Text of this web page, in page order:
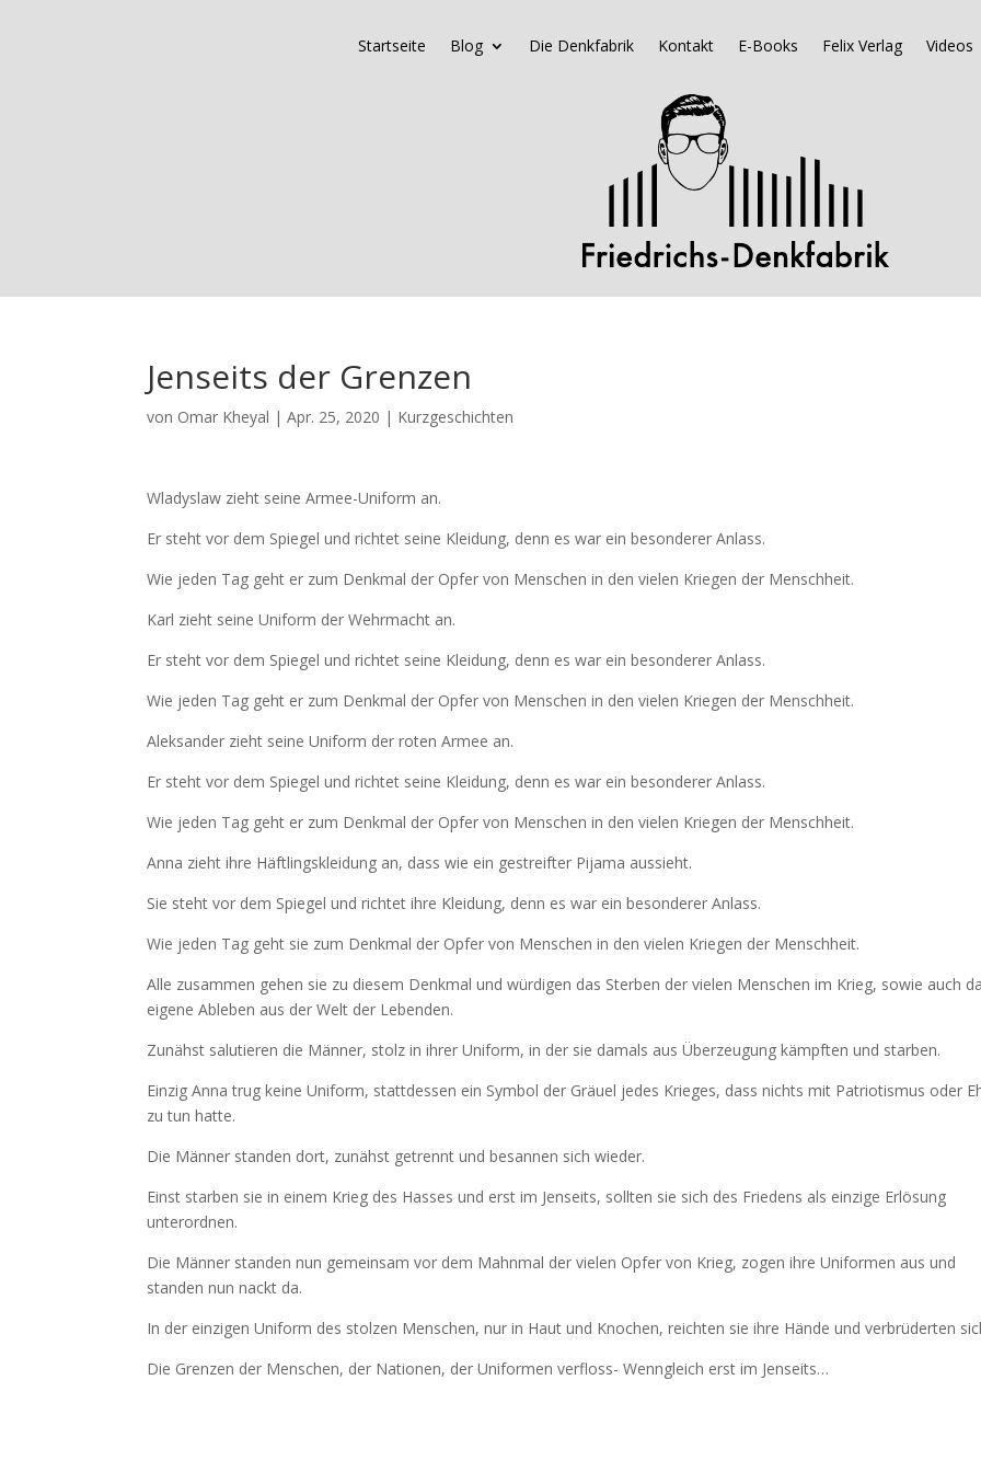
Startseite Blog Die Denkfabrik Kontakt E-Books Felix Verlag Videos
Jenseits der Grenzen
von Omar Kheyal |Apr. 25, 2020 | Kurzgeschichten
Wladyslaw zieht seine Armee-Uniform an.
Er steht vor dem Spiegel und richtet seine Kleidung, denn es war ein besonderer Anlass.
Wie jeden Tag geht er zum Denkmal der Opfer von Menschen in den vielen Kriegen der Menschheit.
Karl zieht seine Uniform der Wehrmacht an.
Er steht vor dem Spiegel und richtet seine Kleidung, denn es war ein besonderer Anlass.
Wie jeden Tag geht er zum Denkmal der Opfer von Menschen in den vielen Kriegen der Menschheit.
Aleksander zieht seine Uniform der roten Armee an.
Er steht vor dem Spiegel und richtet seine Kleidung, denn es war ein besonderer Anlass.
Wie jeden Tag geht er zum Denkmal der Opfer von Menschen in den vielen Kriegen der Menschheit.
Anna zieht ihre Häftlingskleidung an, dass wie ein gestreifter Pijama aussieht.
Sie steht vor dem Spiegel und richtet ihre Kleidung, denn es war ein besonderer Anlass.
Wie jeden Tag geht sie zum Denkmal der Opfer von Menschen in den vielen Kriegen der Menschheit.
Alle zusammen gehen sie zu diesem Denkmal und würdigen das Sterben der vielen Menschen im Krieg, sowie auch
eigene Ableben aus der Welt der Lebenden.
Zunähst salutieren die Männer, stolz in ihrer Uniform, in der sie damals aus Überzeugung kämpften und starben.
Einzig Anna trug keine Uniform, stattdessen ein Symbol der Gräuel jedes Krieges, dass nichts mit Patriotismus oder
zu tun hatte.
Die Männer standen dort, zunähst getrennt und besannen sich wieder.
Einst starben sie in einem Krieg des Hasses und erst im Jenseits, sollten sie sich des Friedens als einzige Erlösung
unterordnen.
Die Männer standen nun gemeinsam vor dem Mahnmal der vielen Opfer von Krieg, zogen ihre Uniformen aus und
standen nun nackt da.
In der einzigen Uniform des stolzen Menschen, nur in Haut und Knochen, reichten sie ihre Hände und verbrüderten
Die Grenzen der Menschen, der Nationen, der Uniformen verfloss- Wenngleich erst im Jenseits…